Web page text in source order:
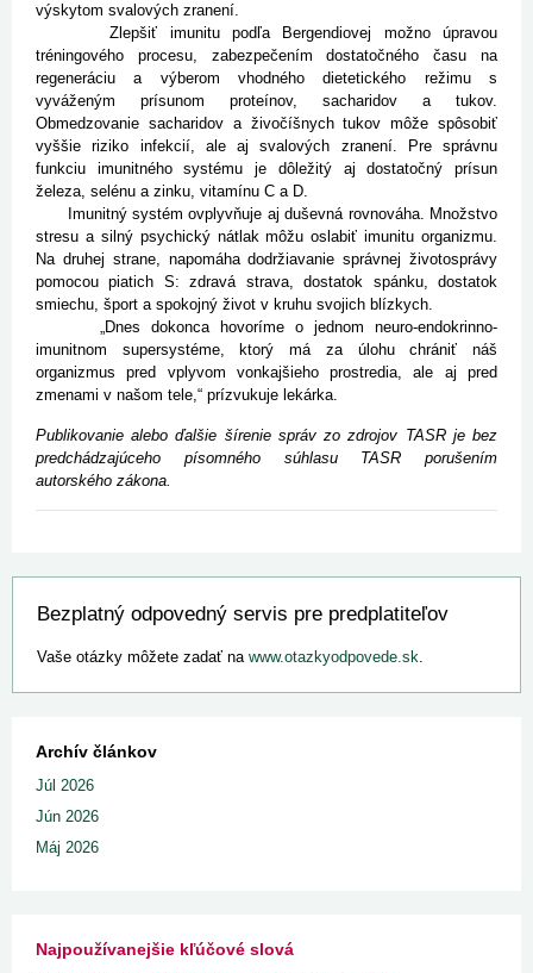
výskytom svalových zranení.
Zlepšiť imunitu podľa Bergendiovej možno úpravou
tréningového procesu, zabezpečením dostatočného času na
regeneráciu a výberom vhodného dietetického režimu s
vyváženým prísunom proteínov, sacharidov a tukov.
Obmedzovanie sacharidov a živočíšnych tukov môže spôsobiť
vyššie riziko infekcií, ale aj svalových zranení. Pre správnu
funkciu imunitného systému je dôležitý aj dostatočný prísun
železa, selénu a zinku, vitamínu C a D.
Imunitný systém ovplyvňuje aj duševná rovnováha. Množstvo
stresu a silný psychický nátlak môžu oslabiť imunitu organizmu.
Na druhej strane, napomáha dodržiavanie správnej životosprávy
pomocou piatich S: zdravá strava, dostatok spánku, dostatok
smiechu, šport a spokojný život v kruhu svojich blízkych.
„Dnes dokonca hovoríme o jednom neuro-endokrinno-
imunitnom supersystéme, ktorý má za úlohu chrániť náš
organizmus pred vplyvom vonkajšieho prostredia, ale aj pred
zmenami v našom tele,“ prízvukuje lekárka.
Publikovanie alebo ďalšie šírenie správ zo zdrojov TASR je bez
predchádzajúceho písomného súhlasu TASR porušením
autorského zákona.
Bezplatný odpovedný servis pre predplatiteľov
Vaše otázky môžete zadať na www.otazkyodpovede.sk.
Archív článkov
Júl 2026
Jún 2026
Máj 2026
Najpoužívanejšie kľúčové slová